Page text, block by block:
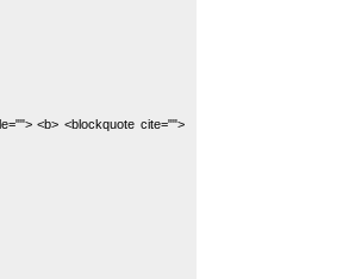
<b> <blockquote cite="">